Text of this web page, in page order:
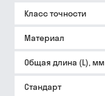
Класс точности
Материал
Общая длина (L), мм
Стандарт